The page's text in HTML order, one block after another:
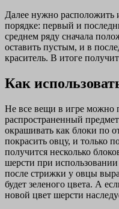
Далее нужно расположить
порядке: первый и
среднем ряду сначала
оставить пустым, и в
краситель. В итоге
Как
Не все вещи в игре можно
распространенный
окрашивать как блоки по
покрасить овцу, и только
получится несколько
шерсти при
после стрижки у овцы
будет зеленого цвета. А
новой цвет шерсти